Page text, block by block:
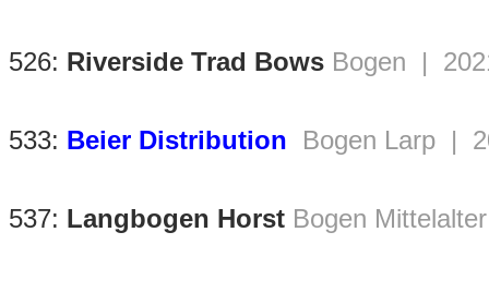
526: Riverside Trad Bows Bogen |
533: Beier Distribution Bogen Larp |
537: Langbogen Horst Bogen